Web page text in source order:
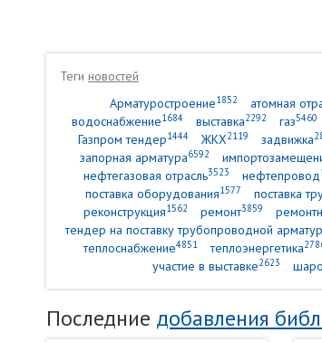
Теги новостей
Арматуростроение1852 атомная
водоснабжение1684 выставка2292 газ5460
Газпром тендер1444 ЖКХ2119 задвижка
запорная арматура6592
нефтегазовая отрасль3523 нефтепровод
поставка оборудования1577 поставка
реконструкция1562 ремонт3859
тендер на поставку трубопроводной
теплоснабжение4851 теплоэнергетика
участие в выставке2623
Последние добавления